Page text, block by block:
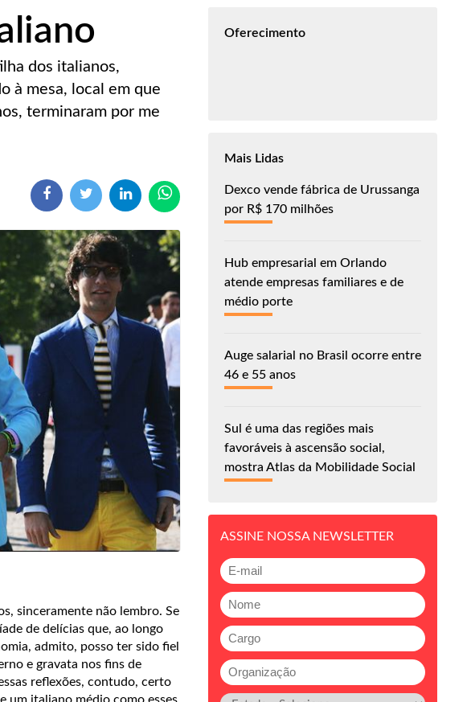
dos italianos,
à mesa, local em que
terminaram por me
sinceramente não lembro. Se
de delícias que, ao longo
admito, posso ter sido fiel
e gravata nos fins de
reflexões, contudo, certo
um italiano médio como esses
Oferecimento
Mais Lidas
Dexco vende fábrica de Urussanga
por R$ 170 milhões
Hub empresarial em Orlando
atende empresas familiares e de
médio porte
Auge salarial no Brasil ocorre entre
46 e 55 anos
Sul é uma das regiões mais
favoráveis à ascensão social,
mostra Atlas da Mobilidade Social
ASSINE NOSSA NEWSLETTER